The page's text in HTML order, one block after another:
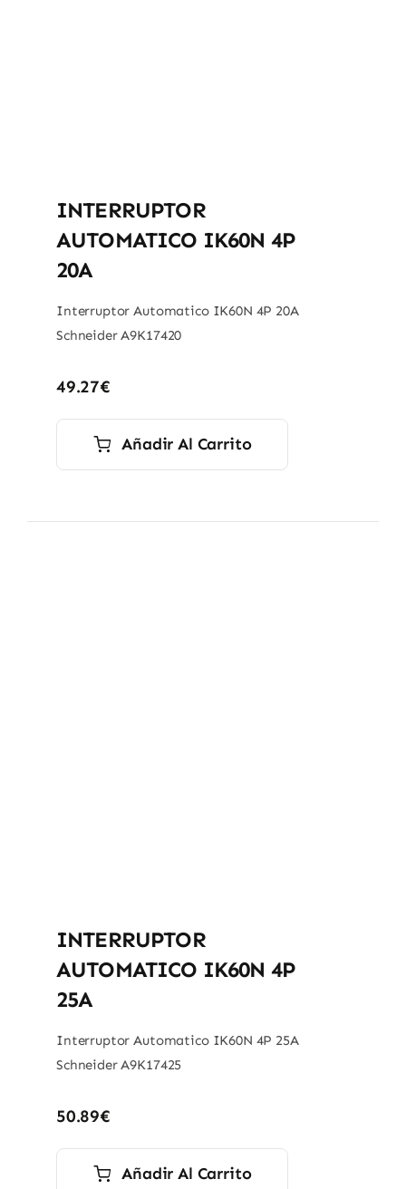
INTERRUPTOR
AUTOMATICO IK60N 4P
20A
Interruptor Automatico IK60N 4P 20A
Schneider A9K17420
49.27€
Añadir Al Carrito
INTERRUPTOR
AUTOMATICO IK60N 4P
25A
Interruptor Automatico IK60N 4P 25A
Schneider A9K17425
50.89€
Añadir Al Carrito